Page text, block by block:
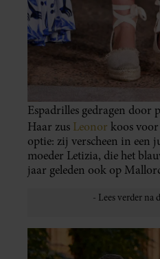
Espadrilles gedragen door
Haar zus Leonor koos
optie: zij verscheen in een
moeder Letizia, die het
jaar geleden ook op